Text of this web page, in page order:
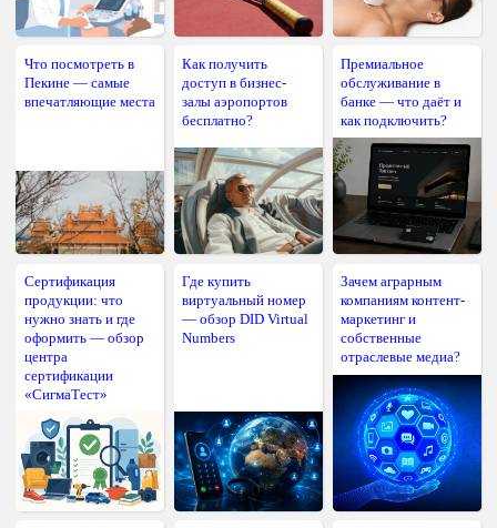
Что посмотреть в
Пекине — самые
впечатляющие места
Как получить
доступ в бизнес-
залы аэропортов
бесплатно?
Премиальное
обслуживание в
банке — что даёт и
как подключить?
Сертификация
продукции: что
нужно знать и где
оформить — обзор
центра
сертификации
«СигмаТест»
Где купить
виртуальный номер
— обзор DID Virtual
Numbers
Зачем аграрным
компаниям контент-
маркетинг и
собственные
отраслевые медиа?